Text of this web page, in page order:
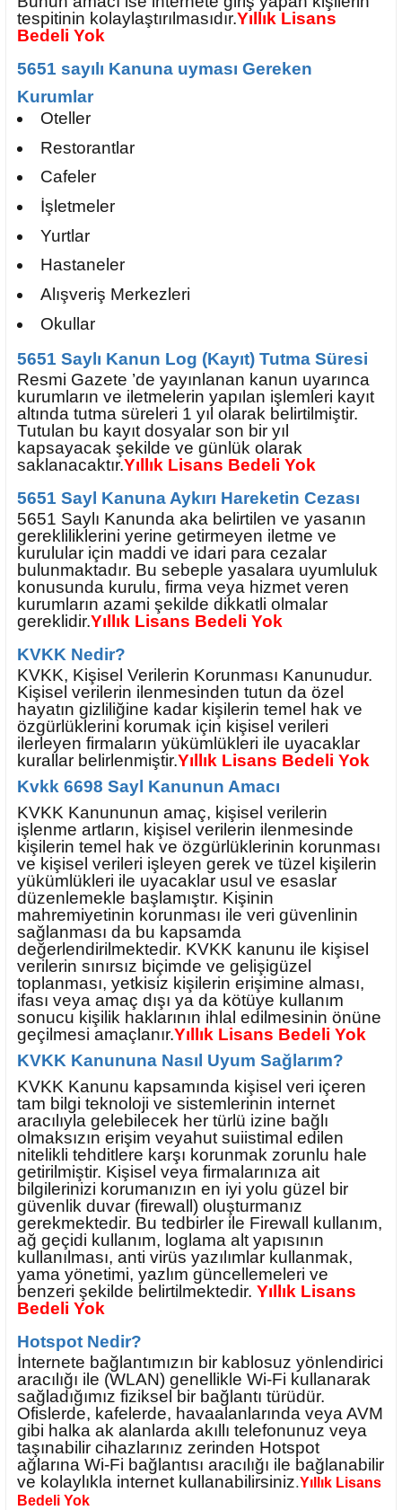
tespitinin kolaylaştırılmasıdır.Yıllık Lisans
Bedeli Yok
5651 sayılı Kanuna uyması Gereken
Kurumlar
Oteller
Restorantlar
Cafeler
İşletmeler
Yurtlar
Hastaneler
Alışveriş Merkezleri
Okullar
5651 Saylı Kanun ‌Log (Kayıt) Tutma Süresi
Resmi Gazete ’de yayınlanan kanun uyarınca
kurumların ve iletmelerin yapılan işlemleri kayıt
altında tutma süreleri 1 yıl olarak belirtilmiştir.
Tutulan bu kayıt dosyalar son bir yıl
kapsayacak şekilde ve günlük olarak
saklanacaktır.Yıllık Lisans Bedeli Yok
5651 Sayl Kanuna Aykırı Hareketin Cezası
5651 Saylı Kanunda aka belirtilen ve yasanın
gerekliliklerini yerine getirmeyen iletme ve
kurulular için maddi ve idari para cezalar
bulunmaktadır. Bu sebeple yasalara uyumluluk
konusunda kurulu, firma veya hizmet veren
kurumların azami şekilde dikkatli olmalar
gereklidir.Yıllık Lisans Bedeli Yok
KVKK Nedir?
KVKK, Kişisel Verilerin Korunması Kanunudur.
Kişisel verilerin ilenmesinden tutun da özel
hayatın gizliliğine kadar kişilerin temel hak ve
özgürlüklerini korumak için kişisel verileri
ilerleyen firmaların yükümlükleri ile uyacaklar
kurallar belirlenmiştir.Yıllık Lisans Bedeli Yok
Kvkk 6698 Sayl Kanunun Amacı
KVKK Kanununun amaç, kişisel verilerin
işlenme artların, kişisel verilerin ilenmesinde
kişilerin temel hak ve özgürlüklerinin korunması
ve kişisel verileri işleyen gerek ve tüzel kişilerin
yükümlükleri ile uyacaklar usul ve esaslar
düzenlemekle başlamıştır. Kişinin
mahremiyetinin korunması ile veri güvenlinin
sağlanması da bu kapsamda
değerlendirilmektedir. KVKK kanunu ile kişisel
verilerin sınırsız biçimde ve gelişigüzel
toplanması, yetkisiz kişilerin erişimine alması,
ifası veya amaç dışı ya da kötüye kullanım
sonucu kişilik haklarının ihlal edilmesinin önüne
geçilmesi amaçlanır.Yıllık Lisans Bedeli Yok
KVKK Kanununa Nasıl Uyum Sağlarım?
KVKK Kanunu kapsamında kişisel veri içeren
tam bilgi teknoloji ve sistemlerinin internet
aracılıyla gelebilecek her türlü izine bağlı
olmaksızın erişim veyahut suiistimal edilen
nitelikli tehditlere karşı korunmak zorunlu hale
getirilmiştir. Kişisel veya firmalarınıza ait
bilgilerinizi korumanızın en iyi yolu güzel bir
güvenlik duvar (firewall) oluşturmanız
gerekmektedir. Bu tedbirler ile Firewall kullanım,
ağ geçidi kullanım, loglama alt yapısının
kullanılması, anti virüs yazılımlar kullanmak,
yama yönetimi, yazlım güncellemeleri ve
benzeri şekilde belirtilmektedir. Yıllık Lisans
Bedeli Yok
Hotspot Nedir?
İnternete bağlantımızın bir kablosuz yönlendirici
aracılığı ile (WLAN) genellikle Wi-Fi kullanarak
sağladığımız fiziksel bir bağlantı türüdür.
Ofislerde, kafelerde, havaalanlarında veya AVM
gibi halka ak alanlarda akıllı telefonunuz veya
taşınabilir cihazlarınız zerinden Hotspot
ağlarına Wi-Fi bağlantısı aracılığı ile bağlanabilir
ve kolaylıkla internet kullanabilirsiniz.Yıllık Lisans
Bedeli Yok